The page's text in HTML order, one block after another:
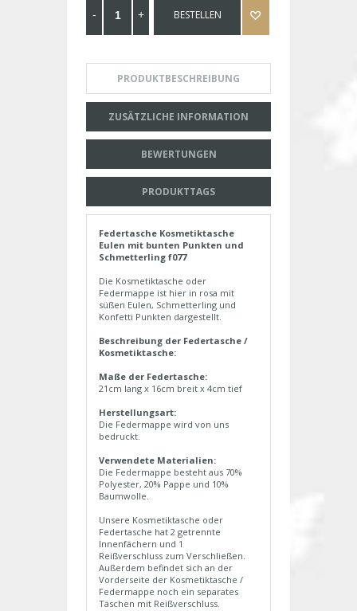
BESTELLEN
PRODUKTBESCHREIBUNG
ZUSÄTZLICHE INFORMATION
BEWERTUNGEN
PRODUKTTAGS
Federtasche Kosmetiktasche
Eulen mit bunten Punkten und
Schmetterling f077
Die Kosmetiktasche oder
Federmappe ist hier in rosa mit
süßen Eulen, Schmetterling und
Konfetti Punkten dargestellt.
Beschreibung der Federtasche /
Kosmetiktasche:
Maße der Federtasche:
21cm lang x 16cm breit x 4cm tief
Herstellungsart:
Die Federmappe wird von uns
bedruckt.
Verwendete Materialien:
Die Federmappe besteht aus 70%
Polyester, 20% Pappe und 10%
Baumwolle.
Unsere Kosmetiktasche oder
Federtasche hat 2 getrennte
Innenfächern und 1
Reißverschluss zum Verschließen.
Außerdem befindet sich an der
Vorderseite der Kosmetiktasche /
Federmappe noch ein separates
Täschen mit Reißverschluss.